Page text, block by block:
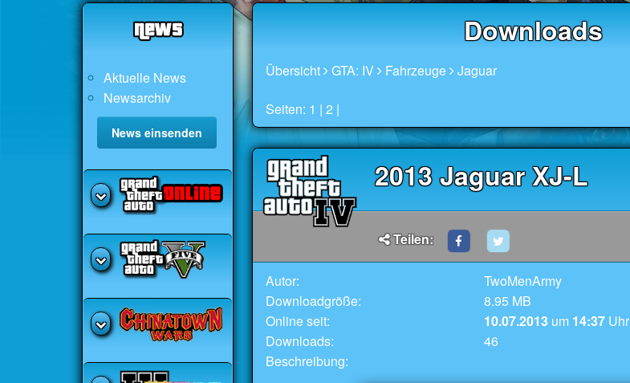
Aktuelle News
Newsarchiv
News einsenden
Downloads
Übersicht GTA: IV Fahrzeuge Jaguar
Seiten: 1 | 2 |
2013 Jaguar XJ-L
Teilen:
Autor:
TwoMenArmy
Downloadgröße:
8.95 MB
Online seit:
10.07.2013um 14:37Uhr
Downloads:
46
Beschreibung: